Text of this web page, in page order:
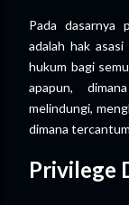
Pada dasarnya
adalah hak asasi
hukum bagi
apapun,
melindungi,
dimana
Privilege